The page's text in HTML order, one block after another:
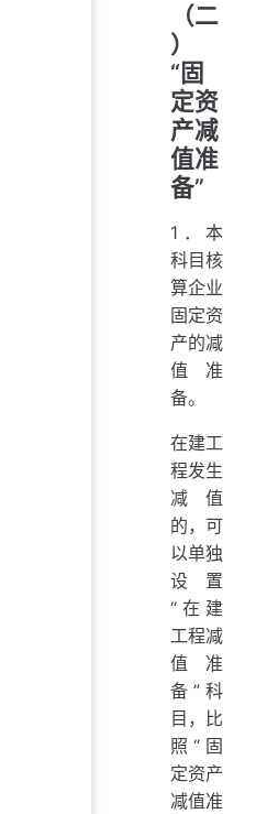
（二
）
“固
定资
产减
值准
备”
1．本
科目核
算企业
固定资
产的减
值准
备。
在建工
程发生
减值
的，可
以单独
设置
“在建
工程减
值准
备”科
目，比
照“固
定资产
减值准